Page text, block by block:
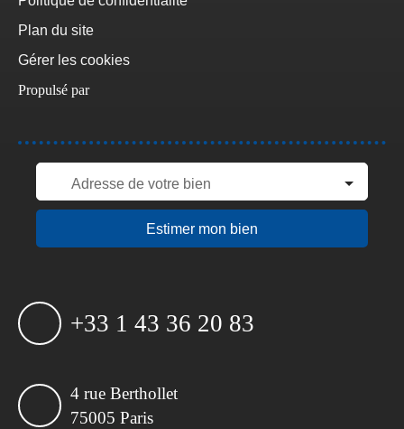
Plan du site
Gérer les cookies
Propulsé par
Adresse de votre bien
Estimer mon bien
+33 1 43 36 20 83
4 rue Berthollet
75005 Paris